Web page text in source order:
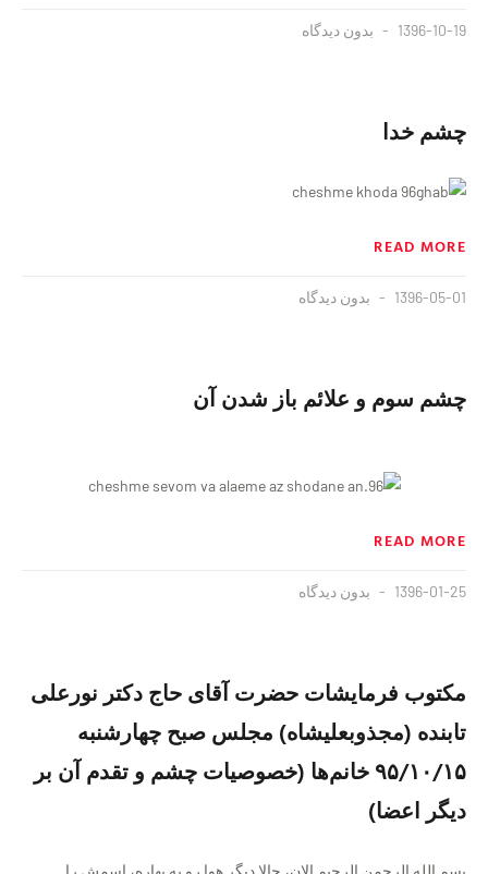
1396-10-19 بدون دیدگاه
چشم خدا
READ MORE
1396-05-01 بدون دیدگاه
چشم سوم و علائم باز شدن آن
READ MORE
1396-01-25 بدون دیدگاه
مکتوب فرمایشات حضرت آقای حاج دکتر نورعلی
تابنده (مجذوبعلیشاه) مجلس صبح چهارشنبه
۹۵/۱۰/۱۵ خانم‌ها (خصوصیات چشم و تقدم آن بر
دیگر اعضا)